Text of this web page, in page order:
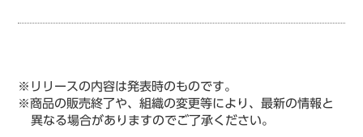
※リリースの内容は発表時のものです。
※商品の販売終了や、組織の変更等により、最新の情報と
異なる場合がありますのでご了承ください。